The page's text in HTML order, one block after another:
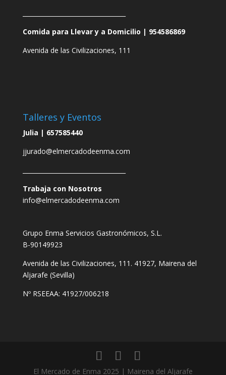
Comida para Llevar y a Domicilio | 954586869
Avenida de las Civilizaciones, 111
Talleres y Eventos
Julia | 657585440
jjurado@elmercadodeenma.com
Trabaja con Nosotros
info@elmercadodeenma.com
Grupo Enma Servicios Gastronómicos, S.L.
B-90149923
Avenida de las Civilizaciones, 111. 41927, Mairena del
Aljarafe (Sevilla)
Nº RSEEAA: 41927/006218
El Mercado de Enma 2025 | Mairena del Aljarafe